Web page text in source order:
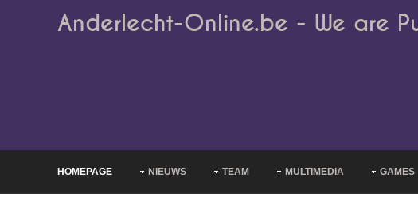
Anderlecht-Online.be - We are
HOMEPAGE NIEUWS TEAM MULTIMEDIA GAMES